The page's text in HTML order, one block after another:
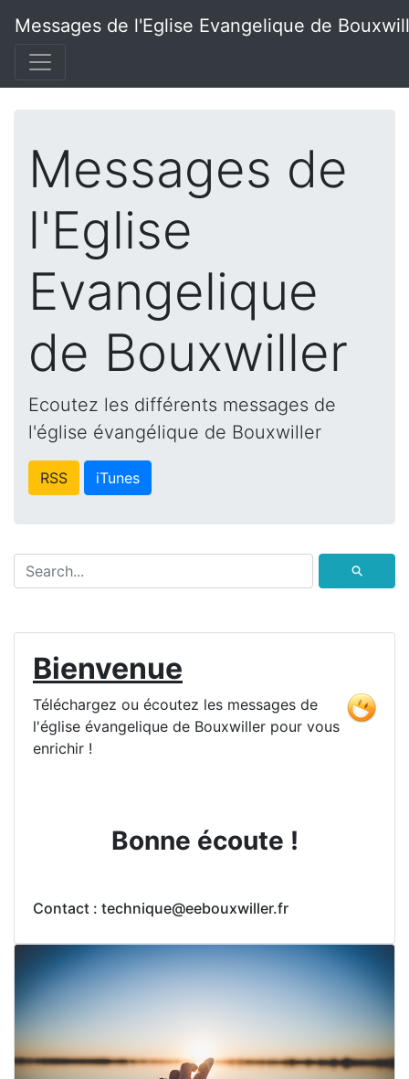
Messages de l'Eglise Evangelique de
Messages de
l'Eglise
Evangelique
de Bouxwiller
Ecoutez les différents messages de
l'église évangélique de Bouxwiller
RSS iTunes
⚲
Bienvenue
Téléchargez ou écoutez les messages de
l'église évangelique de Bouxwiller pour vous
enrichir !
Bonne écoute !
Contact : technique@eebouxwiller.fr